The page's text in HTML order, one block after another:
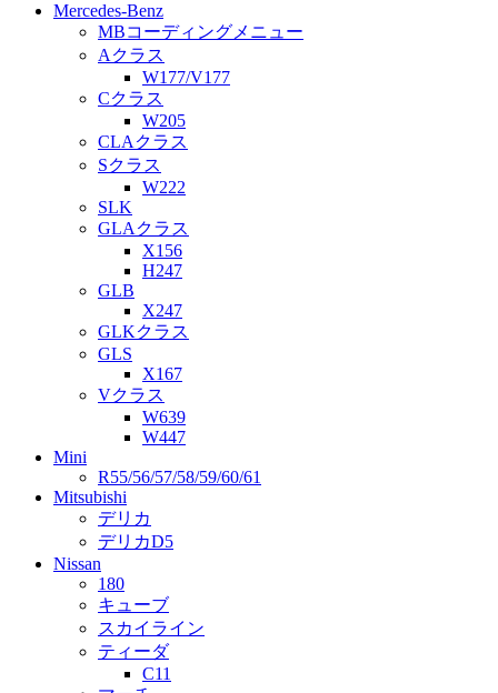
Mercedes-Benz
MBコーディングメニュー
Aクラス
W177/V177
Cクラス
W205
CLAクラス
Sクラス
W222
SLK
GLAクラス
X156
H247
GLB
X247
GLKクラス
GLS
X167
Vクラス
W639
W447
Mini
R55/56/57/58/59/60/61
Mitsubishi
デリカ
デリカD5
Nissan
180
キューブ
スカイライン
ティーダ
C11